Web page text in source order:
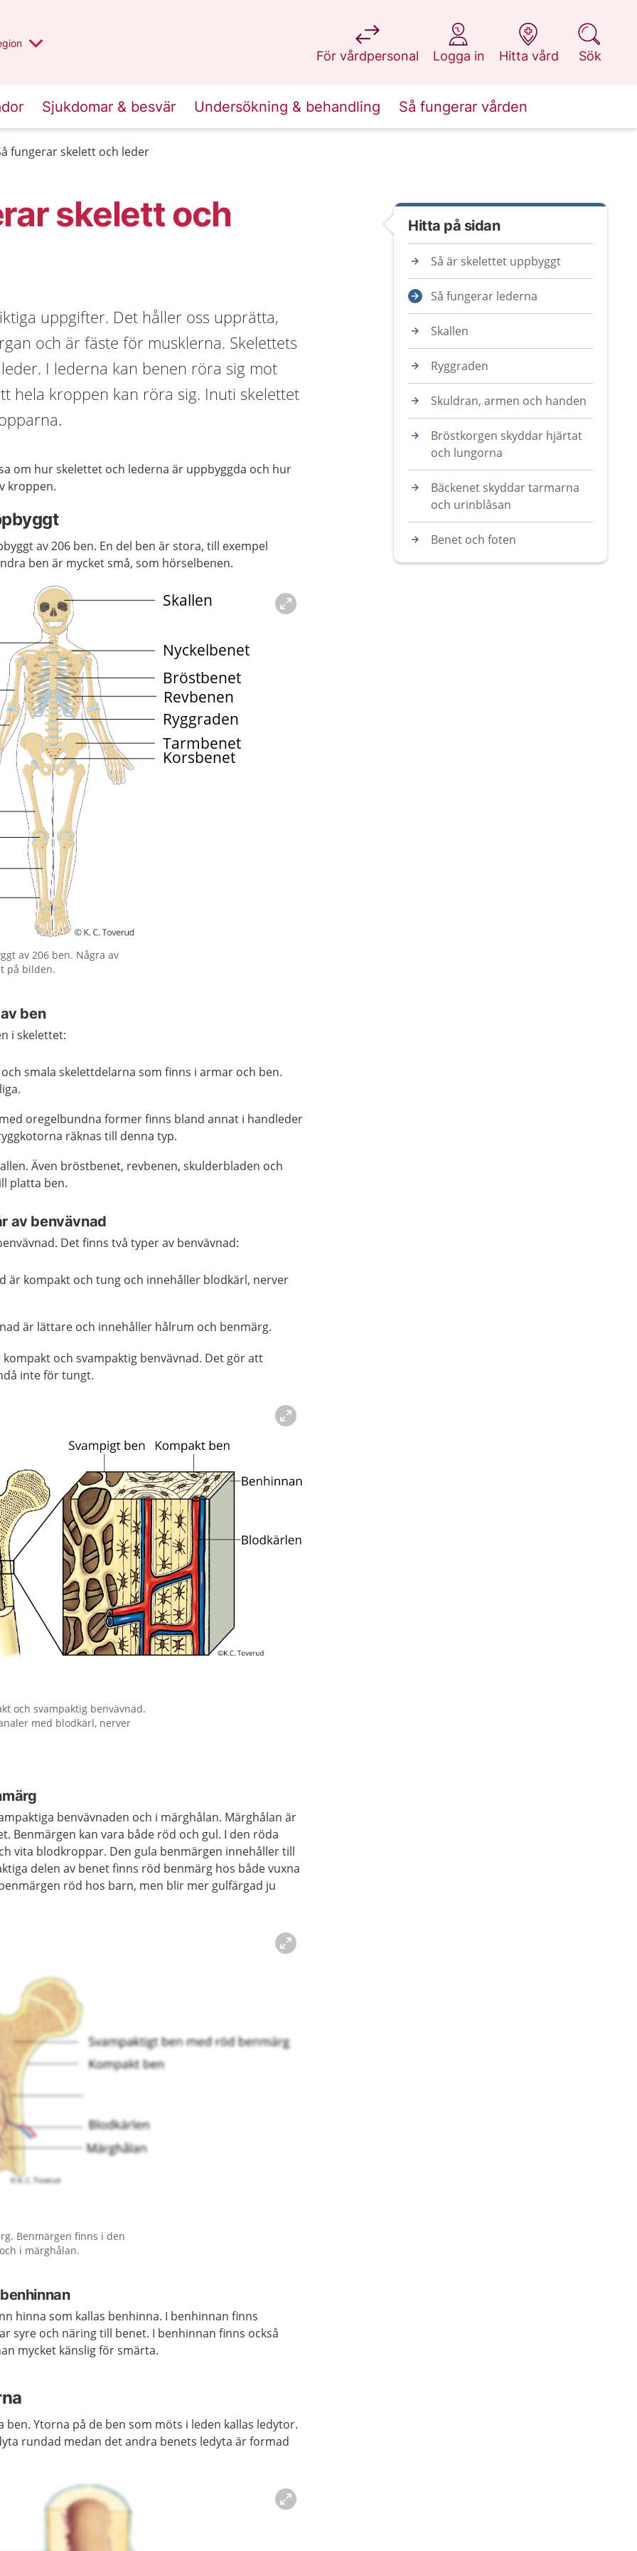
valt region
annan
För vårdpersonal
på 1177.se
Logga in
på 1177.se
Hitta vård
på 1177.se
Sök
på 1177.se
Sjukdomar & besvär Undersökning & behandling Så fungerar vården
fungerar skelett och leder
skelett och
uppgifter. Det håller oss upprätta,
och är fäste för musklerna. Skelettets
I lederna kan benen röra sig mot
hela kroppen kan röra sig. Inuti skelettet
om hur skelettet och lederna är uppbyggda och hur
kroppen.
av 206 ben. En del ben är stora, till exempel
ben är mycket små, som hörselbenen.
av 206 ben. Några av
på bilden.
ben
i skelettet:
smala skelettdelarna som finns i armar och ben.
oregelbundna former finns bland annat i handleder
räknas till denna typ.
Även bröstbenet, revbenen, skulderbladen och
platta ben.
av benvävnad
Det finns två typer av benvävnad:
är kompakt och tung och innehåller blodkärl, nerver
är lättare och innehåller hålrum och benmärg.
och svampaktig benvävnad. Det gör att
inte för tungt.
och svampaktig benvävnad.
med blodkärl, nerver
benvävnaden och i märghålan. Märghålan är
Benmärgen kan vara både röd och gul. I den röda
vita blodkroppar. Den gula benmärgen innehåller till
delen av benet finns röd benmärg hos både vuxna
röd hos barn, men blir mer gulfärgad ju
Benmärgen finns i den
i märghålan.
hinna som kallas benhinna. I benhinnan finns
syre och näring till benet. I benhinnan finns också
mycket känslig för smärta.
ben. Ytorna på de ben som möts i leden kallas ledytor.
rundad medan det andra benets ledyta är formad
Hitta på sidan
Så är skelettet uppbyggt
Så fungerar lederna
Skallen
Ryggraden
Skuldran, armen och handen
Bröstkorgen skyddar hjärtat
och lungorna
Bäckenet skyddar tarmarna
och urinblåsan
Benet och foten